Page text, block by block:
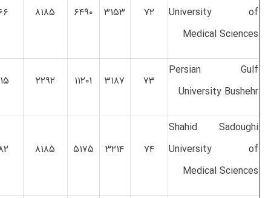
University of
Medical Sciences
۷۲ ۳۱۵۳ ۶۴۹۰ ۸۱۸۵
Persian Gulf
University Bushehr
۷۳ ۳۱۸۷ ۱۱۲۰۱ ۲۲۹۲
Shahid Sadoughi
University of
Medical Sciences
۷۴ ۳۲۱۴ ۵۱۷۵ ۸۱۸۵